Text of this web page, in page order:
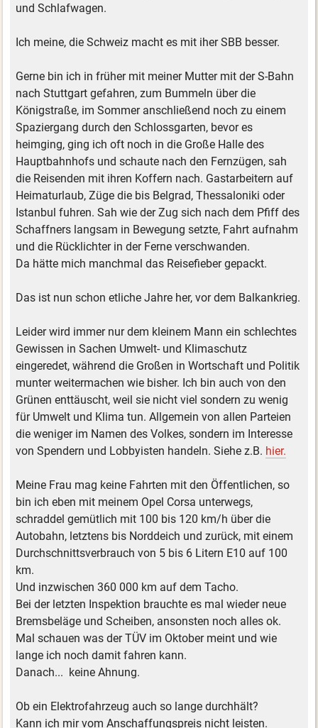
und Schlafwagen.
Ich meine, die Schweiz macht es mit iher SBB besser.
Gerne bin ich in früher mit meiner Mutter mit der S-Bahn
nach Stuttgart gefahren, zum Bummeln über die
Königstraße, im Sommer anschließend noch zu einem
Spaziergang durch den Schlossgarten, bevor es
heimging, ging ich oft noch in die Große Halle des
Hauptbahnhofs und schaute nach den Fernzügen, sah
die Reisenden mit ihren Koffern nach. Gastarbeitern auf
Heimaturlaub, Züge die bis Belgrad, Thessaloniki oder
Istanbul fuhren. Sah wie der Zug sich nach dem Pfiff des
Schaffners langsam in Bewegung setzte, Fahrt aufnahm
und die Rücklichter in der Ferne verschwanden.
Da hätte mich manchmal das Reisefieber gepackt.
Das ist nun schon etliche Jahre her, vor dem Balkankrieg.
Leider wird immer nur dem kleinem Mann ein schlechtes
Gewissen in Sachen Umwelt- und Klimaschutz
eingeredet, während die Großen in Wortschaft und Politik
munter weitermachen wie bisher. Ich bin auch von den
Grünen enttäuscht, weil sie nicht viel sondern zu wenig
für Umwelt und Klima tun. Allgemein von allen Parteien
die weniger im Namen des Volkes, sondern im Interesse
von Spendern und Lobbyisten handeln. Siehe z.B. hier.
Meine Frau mag keine Fahrten mit den Öffentlichen, so
bin ich eben mit meinem Opel Corsa unterwegs,
schraddel gemütlich mit 100 bis 120 km/h über die
Autobahn, letztens bis Norddeich und zurück, mit einem
Durchschnittsverbrauch von 5 bis 6 Litern E10 auf 100
km.
Und inzwischen 360 000 km auf dem Tacho.
Bei der letzten Inspektion brauchte es mal wieder neue
Bremsbeläge und Scheiben, ansonsten noch alles ok.
Mal schauen was der TÜV im Oktober meint und wie
lange ich noch damit fahren kann.
Danach... keine Ahnung.
Ob ein Elektrofahrzeug auch so lange durchhält?
Kann ich mir vom Anschaffungspreis nicht leisten.